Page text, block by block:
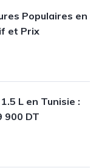
Populaires en
et Prix
L en Tunisie :
900 DT